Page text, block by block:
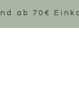
ab 70€